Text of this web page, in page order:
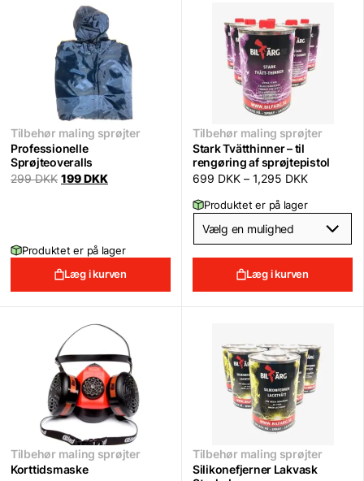
Tilbehør maling sprøjter
Professionelle
Sprøjteoveralls
299DKK Original
199DKKCurrent
Produktet er på lager
Læg i kurven
Tilbehør maling sprøjter
Stark Tvätthinner – til
rengøring af sprøjtepistol
699 DKK – 1,295 DKK
Produktet er på lager
Læg i kurven
Tilbehør maling sprøjter
Korttidsmaske
Tilbehør maling sprøjter
Silikonefjerner Lakvask